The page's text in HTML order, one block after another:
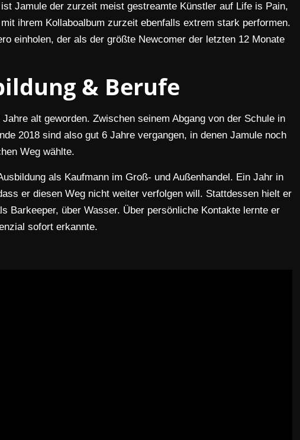
Jamule der zurzeit meist gestreamte Künstler auf Life is Pain,
ihrem Kollaboalbum zurzeit ebenfalls extrem stark performen.
einholen, der als der größte Newcomer der letzten 12 Monate
& Berufe
alt geworden. Zwischen seinem Abgang von der Schule in
2018 sind also gut 6 Jahre vergangen, in denen Jamule noch
Weg wählte.
als Kaufmann im Groß- und Außenhandel. Ein Jahr in
er diesen Weg nicht weiter verfolgen will. Stattdessen hielt er
Barkeeper, über Wasser. Über persönliche Kontakte lernte er
sofort erkannte.